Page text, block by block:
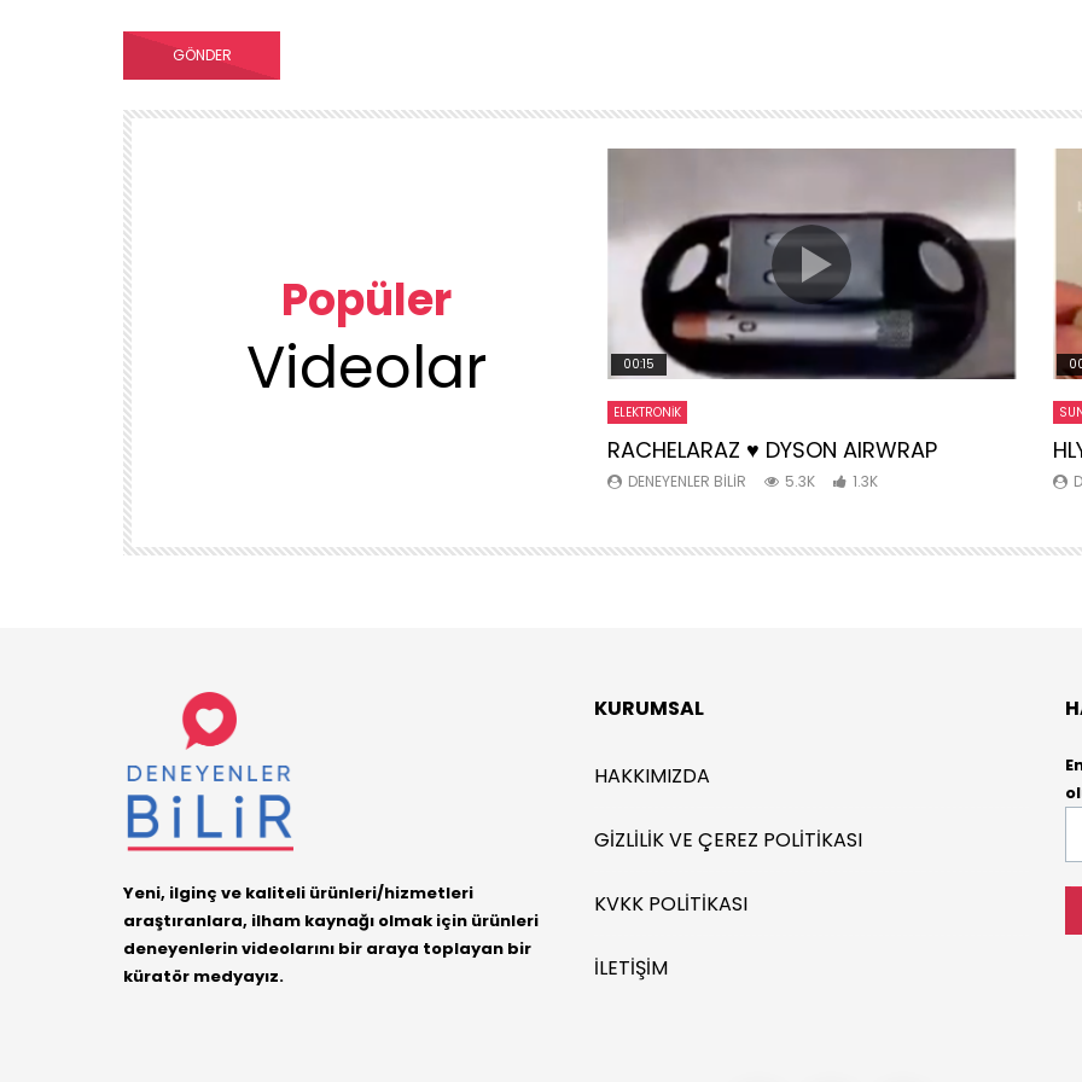
Popüler
Videolar 00:15
ELEKTRONIK
RACHELARAZ ♥️ DYSON AIRWRAP
DENEYENLER BILIR 5.3K 1.3K
Yeni, ilginç ve kaliteli ürünleri/hizmetleri
araştıranlara, ilham kaynağı olmak için ürünleri
deneyenlerin videolarını bir araya toplayan bir
küratör medyayız.
KURUMSAL
HAKKIMIZDA
GIZLILIK VE ÇEREZ POLITIKASI
KVKK POLITIKASI
İLETIŞIM